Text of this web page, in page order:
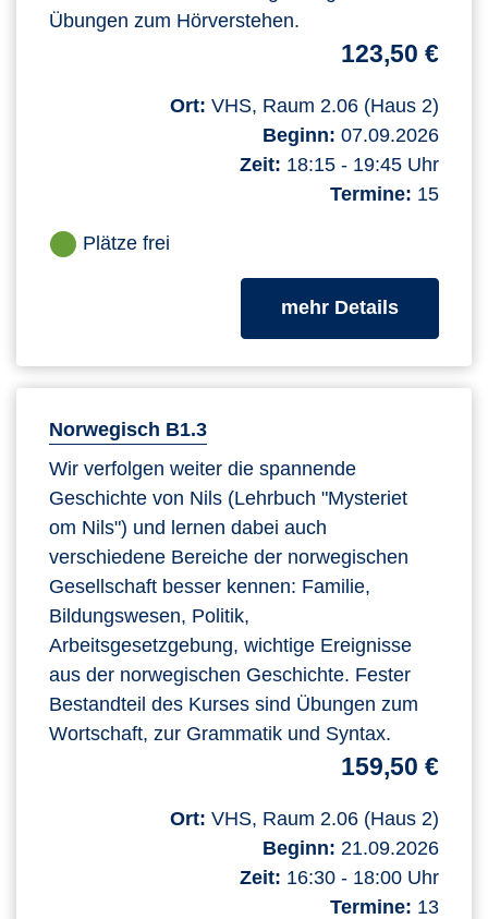
Übungen zum Hörverstehen.
123,50 €
Ort: VHS, Raum 2.06 (Haus 2)
Beginn: 07.09.2026
Zeit: 18:15 - 19:45 Uhr
Termine: 15
Plätze frei
mehr Detailszum
Norwegisch B1.3
Wir verfolgen weiter die spannende
Geschichte von Nils (Lehrbuch "Mysteriet
om Nils") und lernen dabei auch
verschiedene Bereiche der norwegischen
Gesellschaft besser kennen: Familie,
Bildungswesen, Politik,
Arbeitsgesetzgebung, wichtige Ereignisse
aus der norwegischen Geschichte. Fester
Bestandteil des Kurses sind Übungen zum
Wortschaft, zur Grammatik und Syntax.
159,50 €
Ort: VHS, Raum 2.06 (Haus 2)
Beginn: 21.09.2026
Zeit: 16:30 - 18:00 Uhr
Termine: 13